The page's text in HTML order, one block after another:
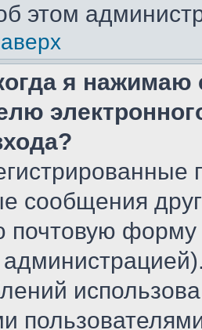
этом
я нажимаю
сообщения
почтовую